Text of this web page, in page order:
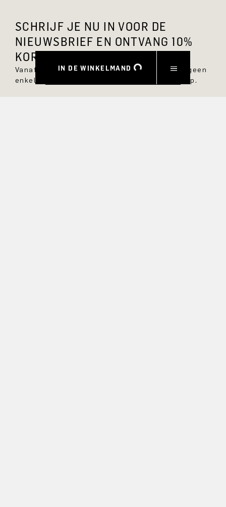
IN DE WINKELMAND
SCHRIJF JE NU IN VOOR DE
NIEUWSBRIEF EN ONTVANG 10%
KORTING.
Vanaf nu ben je altijd op de hoogte en mis je geen
enkele nieuwe stijl in de DRYKORN online shop.